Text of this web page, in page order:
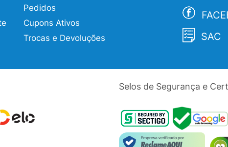
Pedidos
Cupons Ativos
Trocas e Devoluções
SAC
Selos de Segurança e